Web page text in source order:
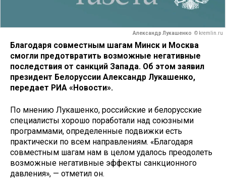
Александр Лукашенко © kremlin.ru
Благодаря совместным шагам Минск и Москва
смогли предотвратить возможные негативные
последствия от санкций Запада. Об этом заявил
президент Белоруссии Александр Лукашенко,
передает РИА «Новости».
По мнению Лукашенко, российские и белорусские
специалисты хорошо поработали над союзными
программами, определенные подвижки есть
практически по всем направлениям. «Благодаря
совместным шагам нам в целом удалось преодолеть
возможные негативные эффекты санкционного
давления», — отметил он.